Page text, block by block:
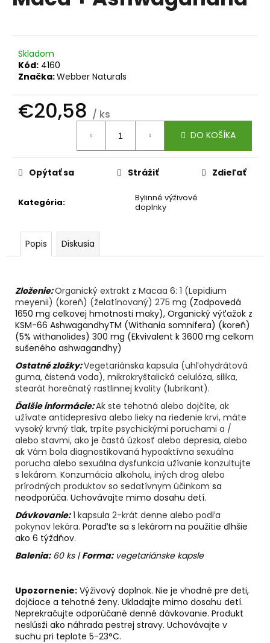
5
hviezdičiek.
Skladom
Kód: 4160
Značka:Webber Naturals
€20,58 / ks
DO KOŠÍKA
Kategória:
Bylinné výživové
doplnky
Opýtať sa Strážiť Zdieľať
Popis Diskusia
Zloženie:Organický extrakt z Macaa 6: 1 (Lepidium
meyenii) (koreň) (želatínovaný) 275 mg (Zodpovedá
1650 mg celkovej hmotnosti maky), Organický výťažok z
KSM-66 AshwagandhyTM (Withania somnifera) (koreň)
(5% withanolides) 300 mg (Ekvivalent k 3600 mg celkom
sušeného ashwagandhy)
Ostatné zložky:Vegetariánska kapsula (uhľohydrátová
guma, čistená voda), mikrokryštalická celulóza, silika,
stearát horečnatý rastlinnej kvality (lubrikant).
Ďalšie informácie:Ak ste tehotná alebo dojčíte, ak
užívate antidepresíva alebo lieky na riedenie krvi, máte
vysoký krvný tlak, trpíte psychickými poruchami a /
alebo stavmi, ako je častá úzkosť alebo depresia, alebo
ak Vám bola diagnostikovaná hypoaktívna sexuálna
porucha alebo sexuálna dysfunkcia užívanie konzultujte
s lekárom. Konzumácia alkoholu, iných drog alebo
prírodných produktov so sedatívnym účinkom sa
neodporúča. Uchovávajte mimo dosahu detí.
Dávkovanie: 1 kapsula 2-krát denne alebo podľa
pokynov lekára. Poraďte sa s lekárom na použitie dlhšie
ako 6 týždňov.
Balenia:60 ks |Forma:vegetariánske kapsle
Upozornenie: Výživový doplnok. Nie je vhodné pre deti,
dojčiace a tehotné ženy. Ukladajte mimo dosahu detí.
Neprekračujte odporúčané denné dávkovanie. Produkt
neslúsži ako náhrada pestrej stravy. Uchovávajte v
suchu pri teplote 5-23°C.
j
s
ť
?
HĽADAŤ
d
ú
a
m
e
AGARICUS
€31,60